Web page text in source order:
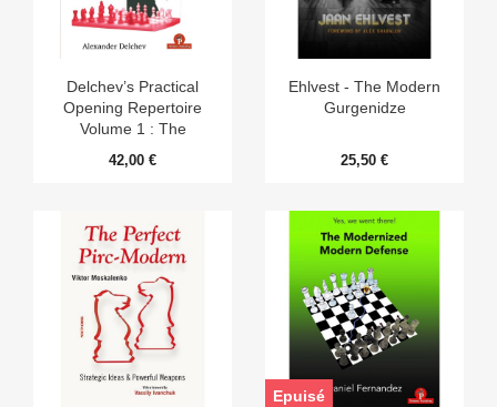
Delchev’s Practical
Opening Repertoire
Volume 1 : The
Modern Defenses
42,00 €
Ehlvest - The Modern
Gurgenidze
25,50 €
Epuisé